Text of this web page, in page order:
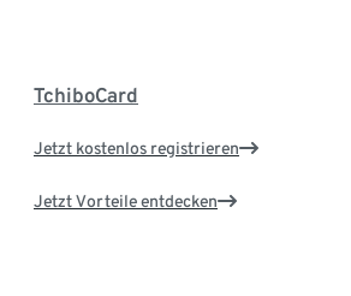
TchiboCard
Jetzt kostenlos registrieren
Jetzt Vorteile entdecken